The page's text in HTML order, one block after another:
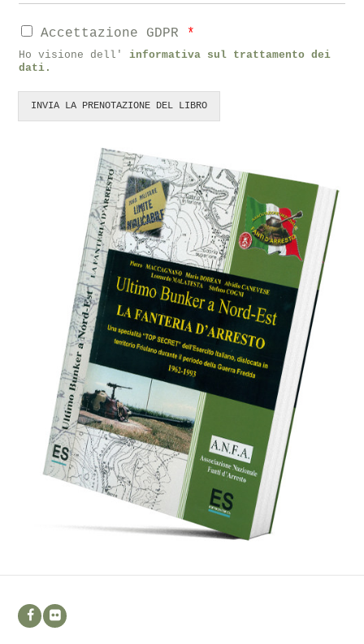
Accettazione GDPR *
Ho visione dell'informativa sul trattamento dei
dati.
INVIA LA PRENOTAZIONE DEL LIBRO